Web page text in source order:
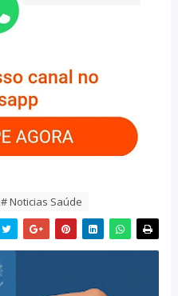
# Noticias Saúde